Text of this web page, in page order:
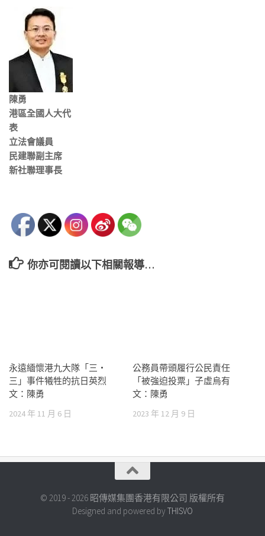
陳勇
港區全國人大代
表
立法會議員
民建聯副主席
新社聯理事長
你亦可閱讀以下相關報導…
永遠緬懷港九大隊「三‧
三」事件犧牲的抗日英烈
文：陳勇
2024 年 11 月 6 日
公務員帶頭履行公民責任
「被強迫投票」子虛烏有
文：陳勇
2023 年 12 月 9 日
© 2019 - 2026 昭傳媒集團香港有限公司 版權所有
Designed and powered by THISVO